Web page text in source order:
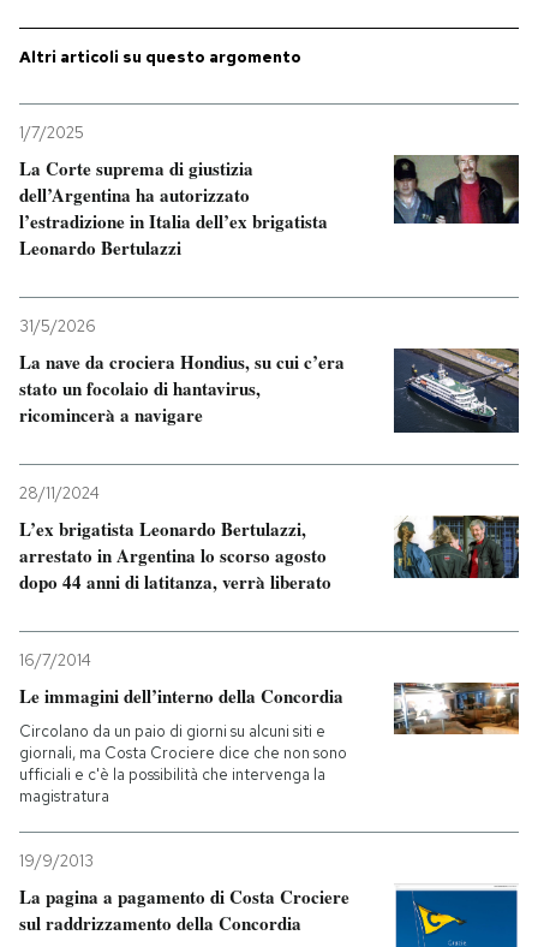
Altri articoli su questo argomento
1/7/2025
La Corte suprema di giustizia
dell’Argentina ha autorizzato
l’estradizione in Italia dell’ex brigatista
Leonardo Bertulazzi
31/5/2026
La nave da crociera Hondius, su cui c’era
stato un focolaio di hantavirus,
ricomincerà a navigare
28/11/2024
L’ex brigatista Leonardo Bertulazzi,
arrestato in Argentina lo scorso agosto
dopo 44 anni di latitanza, verrà liberato
16/7/2014
Le immagini dell’interno della Concordia
Circolano da un paio di giorni su alcuni siti e
giornali, ma Costa Crociere dice che non sono
ufficiali e c'è la possibilità che intervenga la
magistratura
19/9/2013
La pagina a pagamento di Costa Crociere
sul raddrizzamento della Concordia